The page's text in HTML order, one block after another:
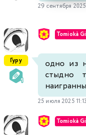
29 сентября
Гуру
Tomiokà
одно из
стыдно
25 июля 2025 11:13
Tomiokà